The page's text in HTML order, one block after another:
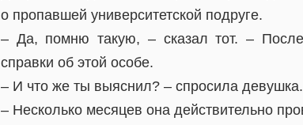
о пропавшей университетской подруге.
– Да, помню такую, – сказал тот. – После
справки об этой особе.
– И что же ты выяснил? – спросила девушка.
– Несколько месяцев она действительно